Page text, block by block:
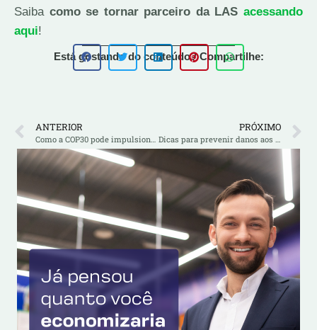
Saiba como se tornar parceiro da LASacessando
aqui!
Está gostando do conteúdo? Compartilhe:
ANTERIOR
Como a COP30 pode impulsionar a geração distribuída no Brasil
PRÓXIMO
Dicas para prevenir danos aos painéis solares durante geadas